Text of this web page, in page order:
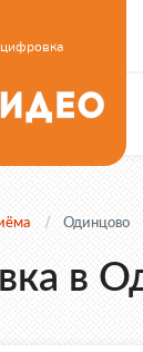
Одинцово
в